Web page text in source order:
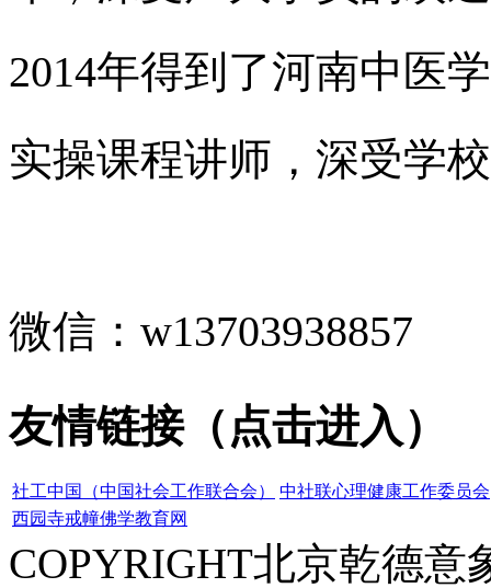
2014年得到了河南中医
实操课程讲师，深受学
微信： w13703938857
友情链接（点击进入）
社工中国（中国社会工作联合会）
中社联心理健康工作委员会
西园寺戒幢佛学教育网
COPYRIGHT北京乾德